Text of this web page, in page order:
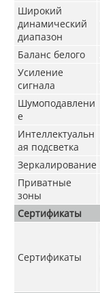
Широкий
динамический
диапазон
Баланс белого
Усиление
сигнала
Шумоподавлени
е
Интеллектуальн
ая подсветка
Зеркалирование
Приватные
зоны
Сертификаты
Сертификаты